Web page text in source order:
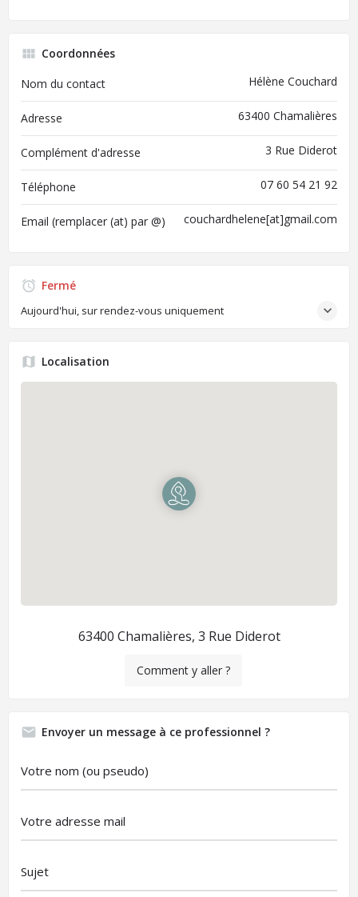
Coordonnées
Nom du contact
Hélène Couchard
Adresse 63400 Chamalières
Complément d'adresse 3 Rue Diderot
Téléphone 07 60 54 21 92
Email (remplacer (at) par @) couchardhelene[at]gmail.com
Fermé
Aujourd'hui, sur rendez-vous uniquement
Localisation
63400 Chamalières, 3 Rue Diderot
Comment y aller ?
Envoyer un message à ce professionnel ?